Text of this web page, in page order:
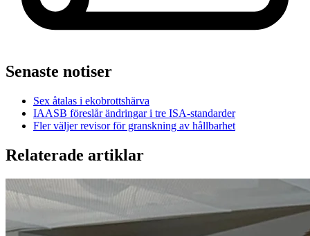
Senaste notiser
Sex åtalas i ekobrottshärva
IAASB föreslår ändringar i tre ISA-standarder
Fler väljer revisor för granskning av hållbarhet
Relaterade artiklar